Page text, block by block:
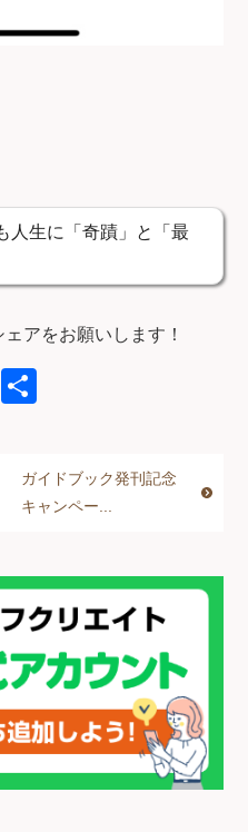
人生に「奇蹟」と「最
アをお願いします！
E
ガイドブック発刊記念
キャンペー...